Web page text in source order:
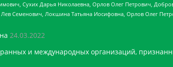
Сухих Дарья Николаевна, Орлов Олег Петрович,
Семенович, Локшина Татьяна Иосифовна, Орлов Олег
24.03.2022
и международных организаций,